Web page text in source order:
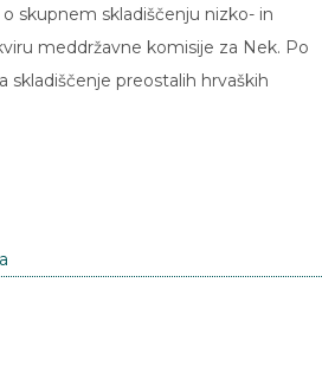
skupnem skladiščenju nizko- in
meddržavne komisije za Nek. Po
skladiščenje preostalih hrvaških